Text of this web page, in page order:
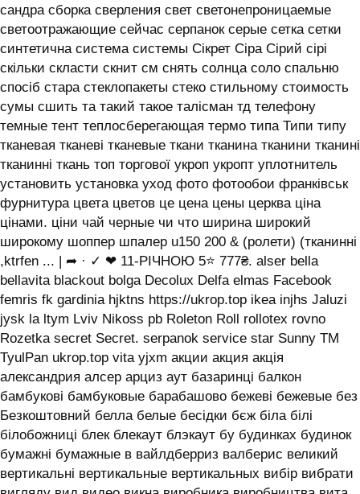
сандра сборка сверления свет светонепроницаемые
светоотражающие сейчас серпанок серые сетка сетки
синтетична система системы ‎Сікрет Сіра Сірий сірі
скільки скласти скнит см снять солнца соло спальню
спосіб стара стеклопакеты стеко стильному стоимость
сумы сшить та такий такое талісман тд телефону
темные тент теплосберегающая термо типа Типи типу
тканевая тканеві тканевые ткани тканина тканини тканині
тканинні ткань топ торгової укроп укропт уплотнитель
установить установка уход фото фотообои франківськ
фурнитура цвета цветов це цена цены церква ціна
цінами. ціни чай черные чи что ширина широкий
широкому шоппер шпалер u150 200 & (ролети) (тканинні
,ktrfen ... | ➦ · ✓ ❤ 11-РІЧНОЮ 5⭐ 777₴. alser bella
bellavita blackout bolga Decolux Delfa elmas Facebook
femris fk gardinia hjktns https://ukrop.top ikea injhs Jaluzi
jysk la ltym Lviv Nikoss pb Roleton Roll rollotex rovno
Rozetka secret Secret. serpanok service star Sunny TM
TyulPan ukrop.top vita yjxm акции акция акція
александрия алсер арциз аут базаринці балкон
бамбукові бамбуковые барабашово бежеві бежевые без
Безкоштовний белла белые бесідки бєж біла білі
білобожниці блек блекаут блэкаут бу будинках будинок
бумажні бумажные в вайлдберриз валберис великий
вертикальні вертикальные вертикальных вибір вибрати